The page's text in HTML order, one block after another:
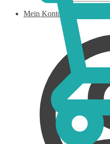
Mein Konto